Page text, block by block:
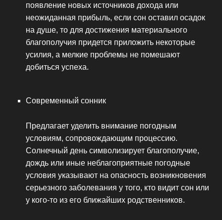
появление новых источников дохода или
неожиданная прибыль, если сон оставил осадок
на душе, то для достижения материального
благополучия придется приложить некоторые
усилия, а мелкие проблемы не помешают
добиться успеха.
Современный сонник
Предлагает уделить внимание погодным
условиям, сопровождающим процессию.
Солнечный день символизирует благополучие,
дождь или иные неблагоприятные погодные
условия указывают на опасность возникновения
серьезного заболевания у того, кто видит сон или
у кого-то из его ближайших родственников.